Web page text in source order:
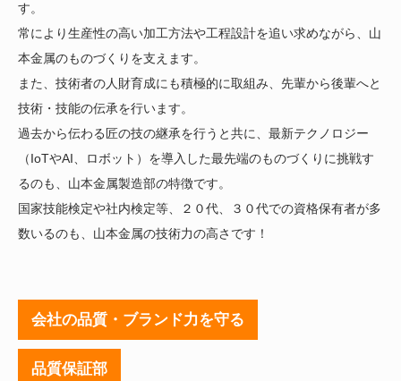
す。
常により生産性の高い加工方法や工程設計を追い求めながら、山
本金属のものづくりを支えます。
また、技術者の人財育成にも積極的に取組み、先輩から後輩へと
技術・技能の伝承を行います。
過去から伝わる匠の技の継承を行うと共に、最新テクノロジー
（IoTやAI、ロボット）を導入した最先端のものづくりに挑戦す
るのも、山本金属製造部の特徴です。
国家技能検定や社内検定等、２０代、３０代での資格保有者が多
数いるのも、山本金属の技術力の高さです！
会社の品質・ブランド力を守る
品質保証部